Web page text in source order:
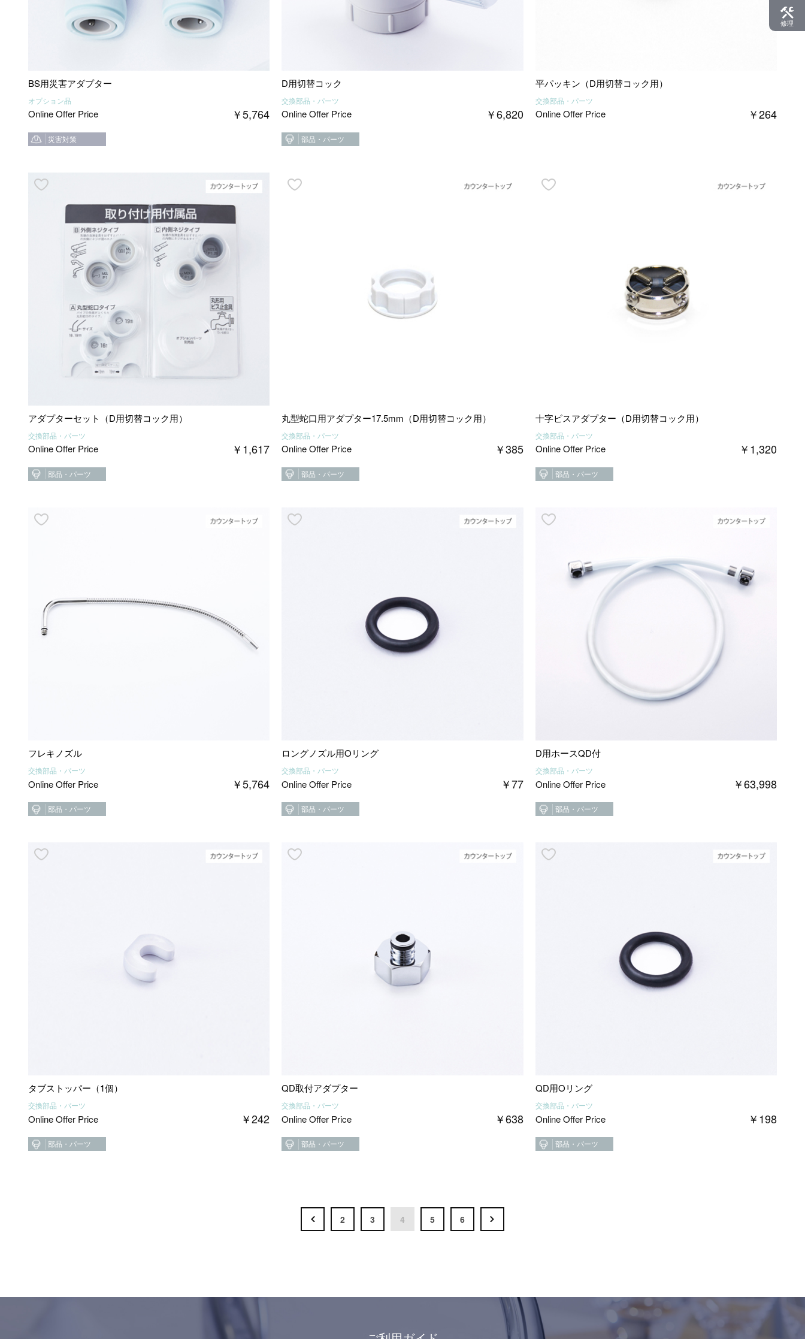
BS用災害アダプター
オプション品
Online Offer Price ￥5,764
災害対策
D用切替コック
交換部品・パーツ
Online Offer Price ￥6,820
部品・パーツ
平パッキン（D用切替コック用）
交換部品・パーツ
Online Offer Price ￥264
アダプターセット（D用切替コック用）
交換部品・パーツ
Online Offer Price ￥1,617
部品・パーツ
丸型蛇口用アダプター17.5mm（D用切替コック用）
交換部品・パーツ
Online Offer Price ￥385
部品・パーツ
十字ビスアダプター（D用切替コック用）
交換部品・パーツ
Online Offer Price ￥1,320
部品・パーツ
フレキノズル
交換部品・パーツ
Online Offer Price ￥5,764
部品・パーツ
ロングノズル用Oリング
交換部品・パーツ
Online Offer Price ￥77
部品・パーツ
D用ホースQD付
交換部品・パーツ
Online Offer Price ￥63,998
部品・パーツ
タブストッパー（1個）
交換部品・パーツ
Online Offer Price ￥242
部品・パーツ
QD取付アダプター
交換部品・パーツ
Online Offer Price ￥638
部品・パーツ
QD用Oリング
交換部品・パーツ
Online Offer Price ￥198
部品・パーツ
2 3 4 5 6
修理